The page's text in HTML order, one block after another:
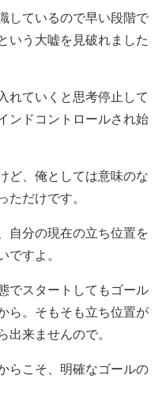
しているので早い段階で
いう大嘘を見破れました
れていくと思考停止して
ンドコントロールされ始
ど、俺としては意味のな
ただけです。
自分の現在の立ち位置を
ですよ。
でスタートしてもゴール
ら。そもそも立ち位置が
出来ませんので。
らこそ、明確なゴールの